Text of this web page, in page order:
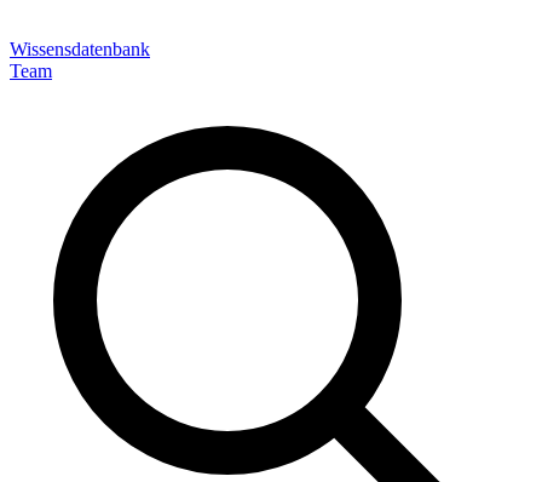
Wissensdatenbank
Team